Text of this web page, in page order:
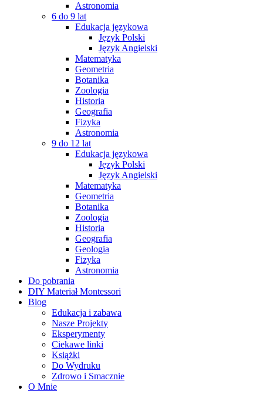
Astronomia
6 do 9 lat
Edukacja językowa
Język Polski
Język Angielski
Matematyka
Geometria
Botanika
Zoologia
Historia
Geografia
Fizyka
Astronomia
9 do 12 lat
Edukacja językowa
Język Polski
Język Angielski
Matematyka
Geometria
Botanika
Zoologia
Historia
Geografia
Geologia
Fizyka
Astronomia
Do pobrania
DIY Materiał Montessori
Blog
Edukacja i zabawa
Nasze Projekty
Eksperymenty
Ciekawe linki
Książki
Do Wydruku
Zdrowo i Smacznie
O Mnie